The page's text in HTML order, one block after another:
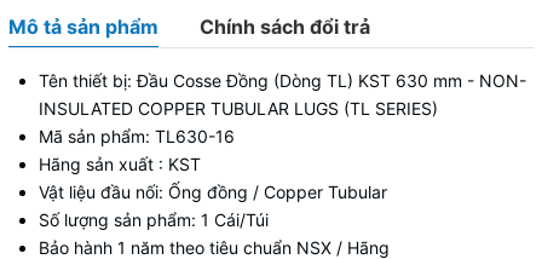
Mô tả sản phẩm Chính sách đổi trả
Tên thiết bị: Đầu Cosse Đồng (Dòng TL) KST 630 mm - NON-
INSULATED COPPER TUBULAR LUGS (TL SERIES)
Mã sản phẩm: TL630-16
Hãng sản xuất : KST
Vật liệu đầu nối: Ống đồng / Copper Tubular
Số lượng sản phẩm: 1 Cái/Túi
Bảo hành 1 năm theo tiêu chuẩn NSX / Hãng